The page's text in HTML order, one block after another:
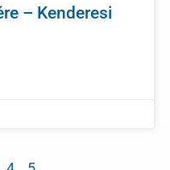
– Kenderesi